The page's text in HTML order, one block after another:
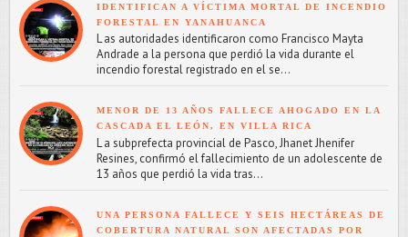
IDENTIFICAN A VÍCTIMA MORTAL DE INCENDIO
FORESTAL EN YANAHUANCA
L as autoridades identificaron como Francisco Mayta
Andrade a la persona que perdió la vida durante el
incendio forestal registrado en el se...
MENOR DE 13 AÑOS FALLECE AHOGADO EN LA
CASCADA EL LEÓN, EN VILLA RICA
L a subprefecta provincial de Pasco, Jhanet Jhenifer
Resines, confirmó el fallecimiento de un adolescente de
13 años que perdió la vida tras...
UNA PERSONA FALLECE Y SEIS HECTÁREAS DE
COBERTURA NATURAL SON AFECTADAS POR